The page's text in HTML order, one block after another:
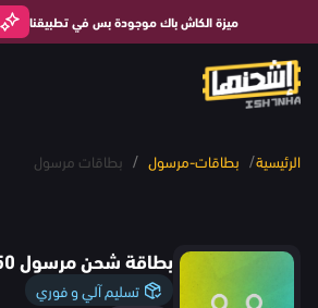
ميزة الكاش باك موجودة بس في تطبيقنا
الرئيسية/ بطاقات-مرسول / بطاقات مرسول
بطاقة شحن مرسول 50 ريال
تسليم آلي و فوري